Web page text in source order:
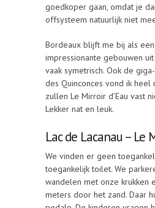
goedkoper gaan, omdat je
offsysteem natuurlijk niet
Bordeaux blijft me bij als
impressionante gebouwen
vaak symetrisch. Ook de
des Quinconces vond ik heel
zullen Le Mirroir d’Eau vast
Lekker nat en leuk.
Lac de Lacanau – Le
We vinden er geen
toegankelijk toilet. We
wandelen met onze krukken
meters door het zand. Daar